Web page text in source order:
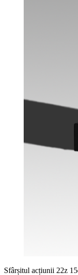
Sfârșitul acțiunii 22z